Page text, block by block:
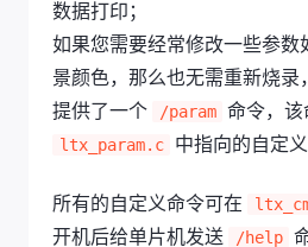
数据打印；
如果您需要经常修改一些参数
景颜色，那么也无需重新烧录
提供了一个
/param 命令，该
ltx_param.c 中指向的自定
所有的自定义命令可在
开机后给单片机发送
/help